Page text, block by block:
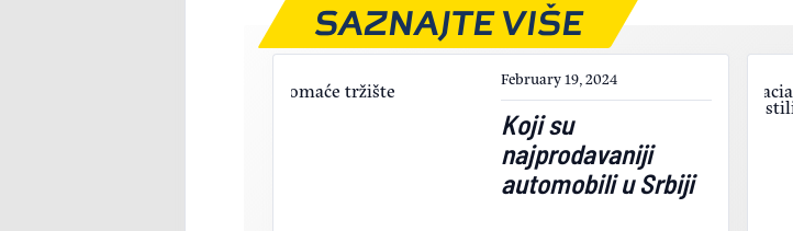
February 19, 2024
Koji su
najprodavaniji
automobili u Srbiji
SAZNAJTE VIŠE